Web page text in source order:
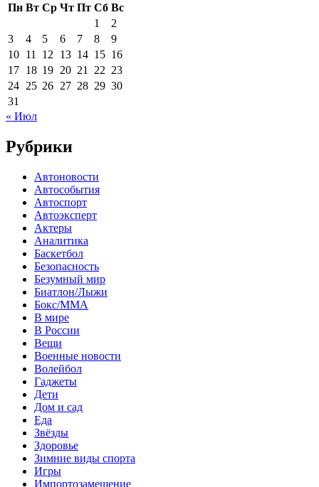
Пн Вт Ср Чт Пт Сб Вс
1
2
3
4 5 6 7 8
9
10 11 12 13 14 15 16
17 18 19 20 21 22 23
24 25 26 27 28 29 30
31
« Июл
Рубрики
Автоновости
Автособытия
Автоспорт
Автоэксперт
Актеры
Аналитика
Баскетбол
Безопасность
Безумный мир
Биатлон/Лыжи
Бокс/MMA
В мире
В России
Вещи
Военные новости
Волейбол
Гаджеты
Дети
Дом и сад
Еда
Звёзды
Здоровье
Зимние виды спорта
Игры
Импортозамещение